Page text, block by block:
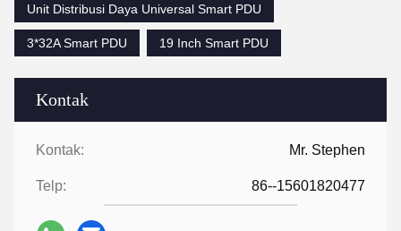
Kontak
Kontak: Mr. Stephen
Telp: 86--15601820477
Unit Distribusi Daya Universal Smart PDU
3*32A Smart PDU 19 Inch Smart PDU